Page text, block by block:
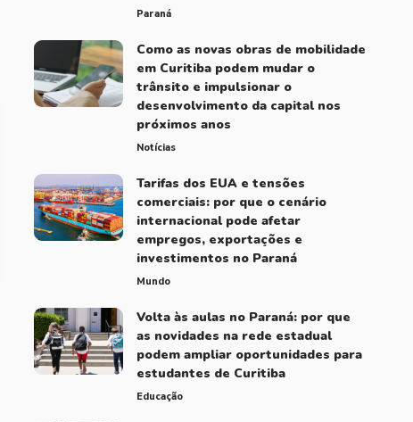
Paraná
Como as novas obras de mobilidade
em Curitiba podem mudar o
trânsito e impulsionar o
desenvolvimento da capital nos
próximos anos
Notícias
Tarifas dos EUA e tensões
comerciais: por que o cenário
internacional pode afetar
empregos, exportações e
investimentos no Paraná
Mundo
Volta às aulas no Paraná: por que
as novidades na rede estadual
podem ampliar oportunidades para
estudantes de Curitiba
Educação